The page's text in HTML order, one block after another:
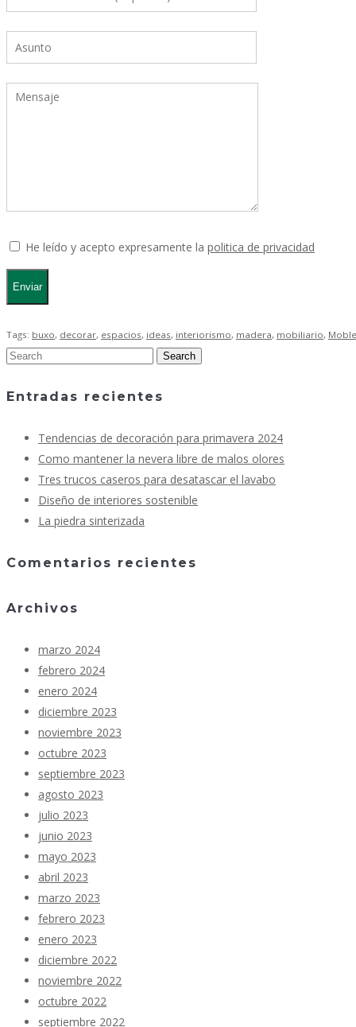
He leído y acepto expresamente la politica de privacidad
Tags: buxo, decorar, espacios, ideas, interiorismo, madera, mobiliario,
Entradas recientes
Tendencias de decoración para primavera 2024
Como mantener la nevera libre de malos olores
Tres trucos caseros para desatascar el lavabo
Diseño de interiores sostenible
La piedra sinterizada
Comentarios recientes
Archivos
marzo 2024
febrero 2024
enero 2024
diciembre 2023
noviembre 2023
octubre 2023
septiembre 2023
agosto 2023
julio 2023
junio 2023
mayo 2023
abril 2023
marzo 2023
febrero 2023
enero 2023
diciembre 2022
noviembre 2022
octubre 2022
septiembre 2022